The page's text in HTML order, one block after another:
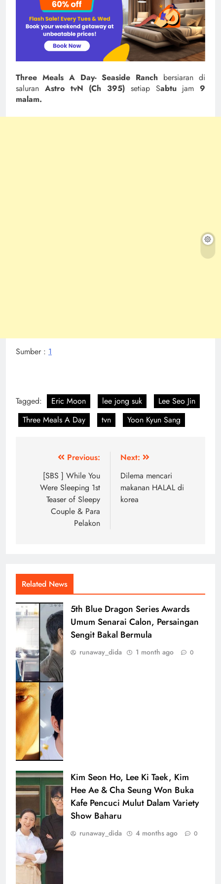
Three Meals A Day- Seaside Ranch bersiaran di
saluran Astro tvN (Ch 395) setiap Sabtujam 9
malam.
Sumber : 1
Tagged: Eric Moon lee jong suk
Lee Seo Jin
Three Meals A Day
tvn Yoon Kyun Sang
navigation
Previous:
[SBS ] While You
Were Sleeping 1st
Teaser of Sleepy
Couple & Para
Pelakon
Next:
Dilema mencari
makanan HALAL di
korea
Related News
5th Blue Dragon Series Awards
Umum Senarai Calon, Persaingan
Sengit Bakal Bermula
runaway_dida 1 month ago 0
Kim Seon Ho, Lee Ki Taek, Kim
Hee Ae & Cha Seung Won Buka
Kafe Pencuci Mulut Dalam Variety
Show Baharu
runaway_dida 4 months ago 0